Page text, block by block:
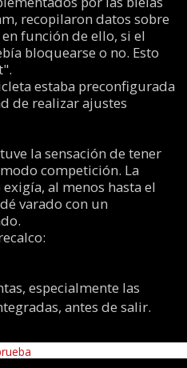
recopilaron datos sobre
función de ello, si el
bloquearse o no. Esto
estaba preconfigurada
de realizar ajustes
la sensación de tener
competición. La
al menos hasta el
varado con un
especialmente las
antes de salir.